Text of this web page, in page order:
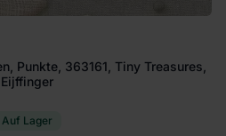
Punkte, 363161, Tiny Treasures,
Eijffinger
Auf Lager